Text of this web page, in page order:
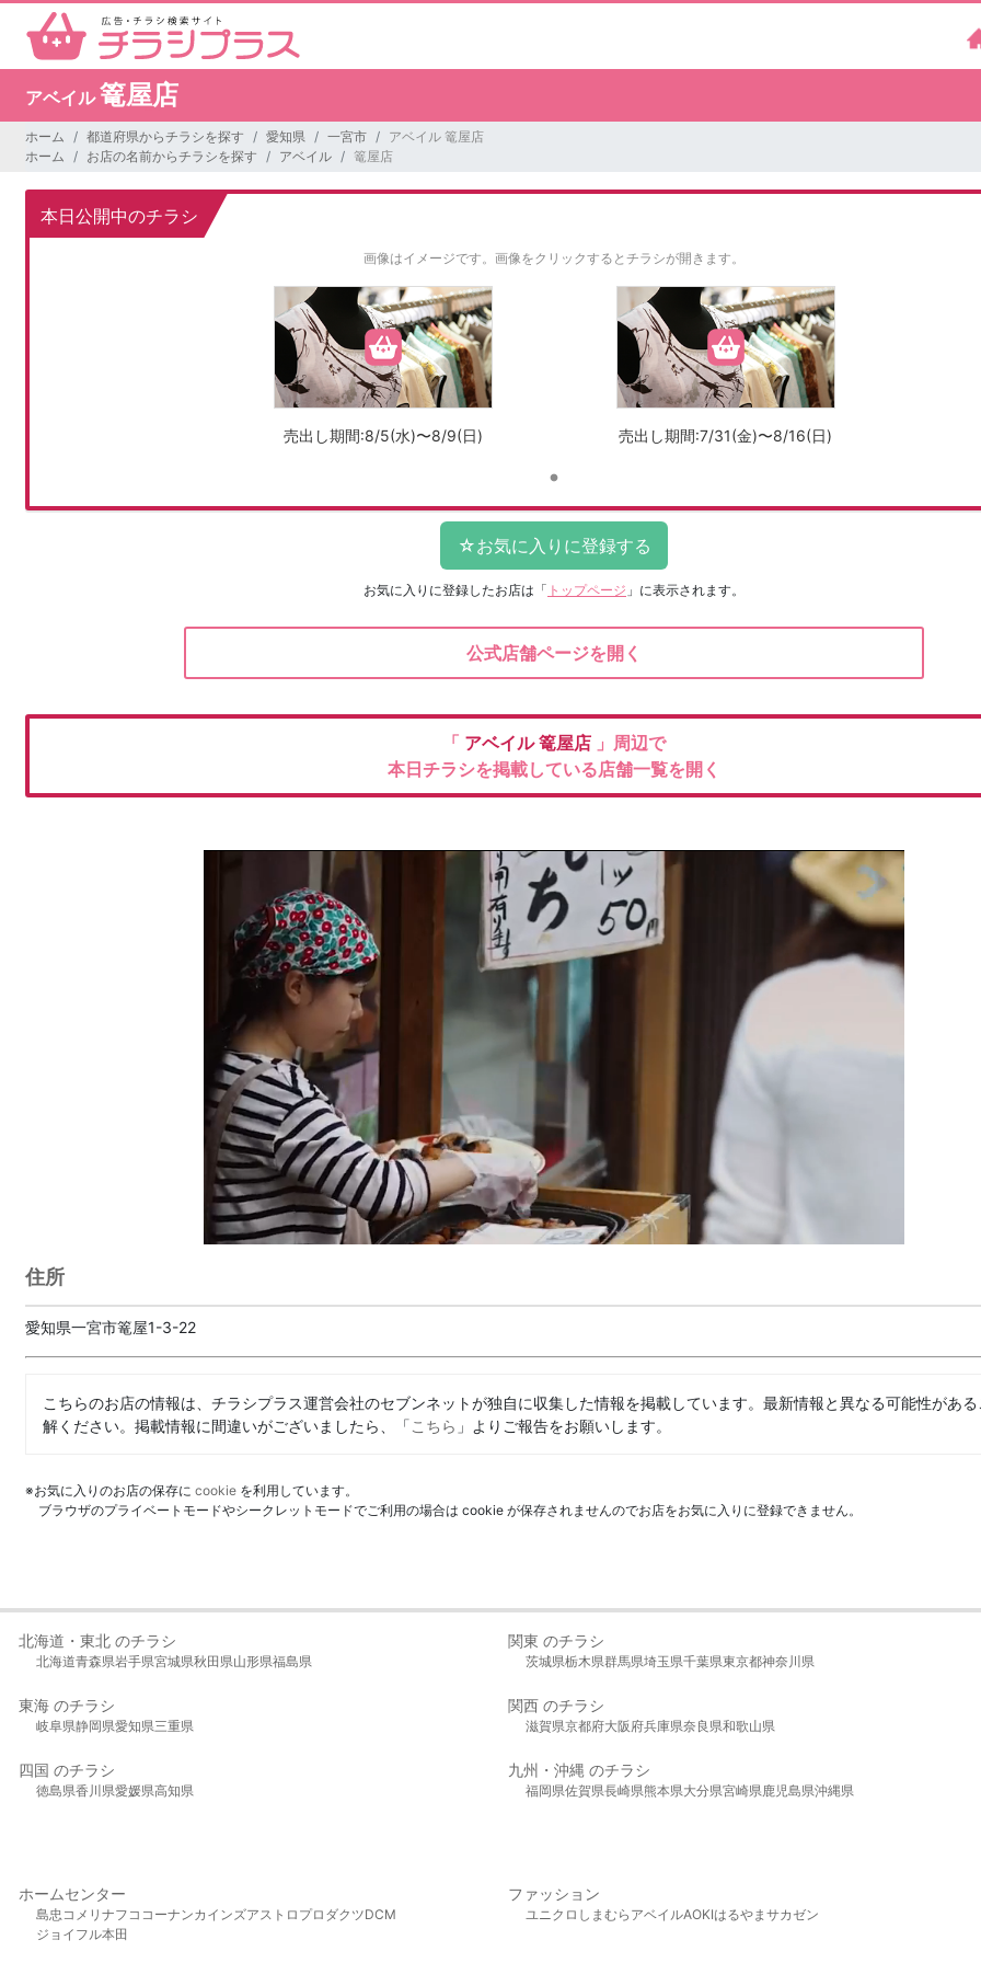
アベイル篭屋店
ホーム 都道府県からチラシを探す 愛知県 一宮市
アベイル 篭屋店
ホーム
お店の名前からチラシを探す アベイル 篭屋店
本日公開中のチラシ
画像はイメージです。 画像をクリックするとチラシが開きます。
売出し期間:8/5(水)〜8/9(日) 売出し期間:7/31(金)〜8/16(日)
お気に入りに登録したお店は 「 トップページ 」に表示されます。
公式店舗ページを開く
「 アベイル篭屋店 」周辺で
本日チラシを掲載している店舗一覧を開く
住所
愛知県一宮市篭屋1-3-22
こちらのお店の情報は、チラシプラス運営会社のセブンネットが独自に収集した情報を掲載しています。最新情報と異なる可能性があ
解ください。掲載情報に間違いがございましたら、「こちら 」よりご報告をお願いします。
※お気に入りのお店の保存に cookie を利用しています。
ブラウザのプライベートモードやシークレットモードでご利用の場合は cookie が保存されませんのでお店をお気に入りに登録できません。
北海道・東北 のチラシ
北海道青森県岩手県宮城県秋田県山形県福島県
関東 のチラシ
茨城県栃木県群馬県埼玉県千葉県東京都神奈川県
東海 のチラシ
岐阜県静岡県愛知県三重県
関西 のチラシ
滋賀県京都府大阪府兵庫県奈良県和歌山県
四国 のチラシ
徳島県香川県愛媛県高知県
九州・沖縄 のチラシ
福岡県佐賀県長崎県熊本県大分県宮崎県鹿児島県沖縄県
ホームセンター
島忠 コメリ ナフコ コーナンカインズアストロプロダクツDCM
ジョイフル本田
ファッション
ユニクロ しまむら アベイルAOKIはるやま サカゼン